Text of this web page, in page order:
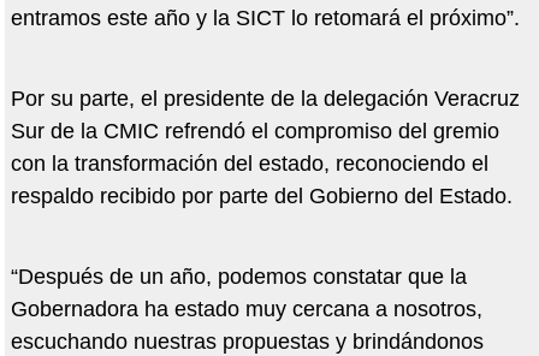
entramos este año y la SICT lo retomará el próximo”.
Por su parte, el presidente de la delegación Veracruz
Sur de la CMIC refrendó el compromiso del gremio
con la transformación del estado, reconociendo el
respaldo recibido por parte del Gobierno del Estado.
“Después de un año, podemos constatar que la
Gobernadora ha estado muy cercana a nosotros,
escuchando nuestras propuestas y brindándonos